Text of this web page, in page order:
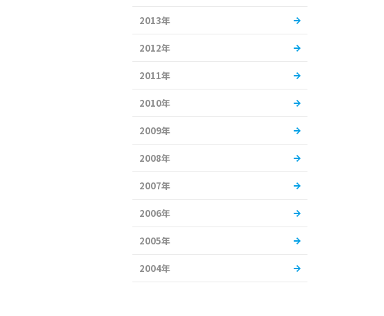
2013年
2012年
2011年
2010年
2009年
2008年
2007年
2006年
2005年
2004年